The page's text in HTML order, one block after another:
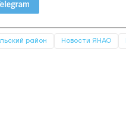
район Новости ЯНАО